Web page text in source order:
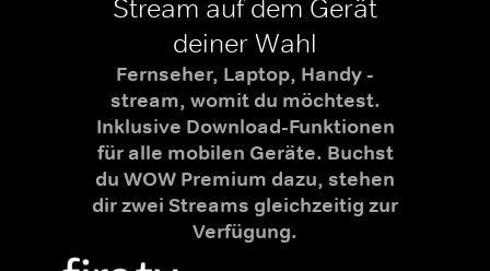
Stream auf dem Gerät
deiner Wahl
Fernseher, Laptop, Handy -
stream, womit du möchtest.
Inklusive Download-Funktionen
für alle mobilen Geräte. Buchst
du WOW Premium dazu, stehen
dir zwei Streams gleichzeitig zur
Verfügung.